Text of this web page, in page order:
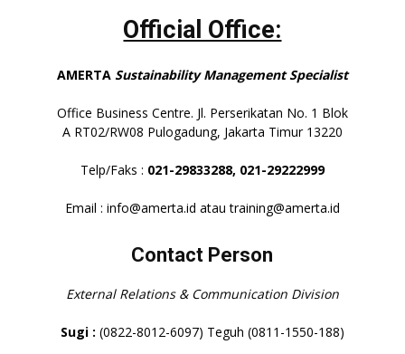
Official Office:
AMERTA Sustainability Management Specialist
Office Business Centre. Jl. Perserikatan No. 1 Blok
A RT02/RW08 Pulogadung, Jakarta Timur 13220
Telp/Faks : 021-29833288, 021-29222999
Email : info@amerta.id atau training@amerta.id
Contact Person
External Relations & Communication Division
Sugi : (0822-8012-6097) Teguh (0811-1550-188)